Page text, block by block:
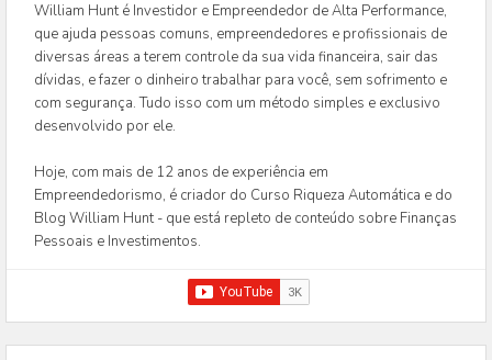
William Hunt é Investidor e Empreendedor de Alta Performance,
que ajuda pessoas comuns, empreendedores e profissionais de
diversas áreas a terem controle da sua vida financeira, sair das
dívidas, e fazer o dinheiro trabalhar para você, sem sofrimento e
com segurança. Tudo isso com um método simples e exclusivo
desenvolvido por ele.
Hoje, com mais de 12 anos de experiência em
Empreendedorismo, é criador do Curso Riqueza Automática e do
Blog William Hunt - que está repleto de conteúdo sobre Finanças
Pessoais e Investimentos.